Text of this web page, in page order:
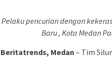
Pelaku pencurian dengan
Baru , Kota Medan
Beritatrends, Medan – Tim